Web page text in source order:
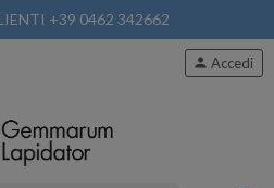
+39 0462 342662
person Accedi